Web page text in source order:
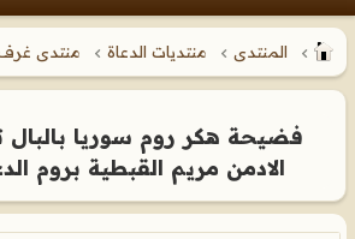
المنتدى منتديات الدعاة منتدى غرف
فضيحة هكر روم سوريا بالبال
الادمن مريم القبطية بروم